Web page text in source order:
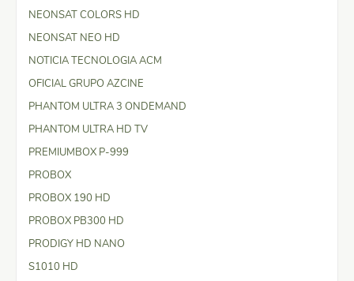
NEONSAT COLORS HD
NEONSAT NEO HD
NOTICIA TECNOLOGIA ACM
OFICIAL GRUPO AZCINE
PHANTOM ULTRA 3 ONDEMAND
PHANTOM ULTRA HD TV
PREMIUMBOX P-999
PROBOX
PROBOX 190 HD
PROBOX PB300 HD
PRODIGY HD NANO
S1010 HD